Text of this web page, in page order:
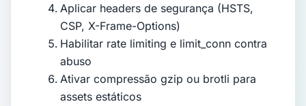
Aplicar headers de segurança (HSTS,
CSP, X-Frame-Options)
Habilitar rate limiting e limit_conn contra
abuso
Ativar compressão gzip ou brotli para
assets estáticos